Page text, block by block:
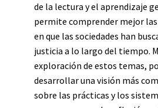
de la lectura y el aprendizaje
permite comprender mejor
en que las sociedades han
justicia a lo largo del tiempo.
exploración de estos temas,
desarrollar una visión más
sobre las prácticas y los